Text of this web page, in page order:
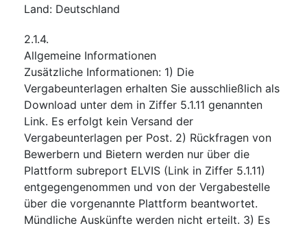
Land: Deutschland
2.1.4.
Allgemeine Informationen
Zusätzliche Informationen: 1) Die
Vergabeunterlagen erhalten Sie ausschließlich als
Download unter dem in Ziffer 5.1.11 genannten
Link. Es erfolgt kein Versand der
Vergabeunterlagen per Post. 2) Rückfragen von
Bewerbern und Bietern werden nur über die
Plattform subreport ELVIS (Link in Ziffer 5.1.11)
entgegengenommen und von der Vergabestelle
über die vorgenannte Plattform beantwortet.
Mündliche Auskünfte werden nicht erteilt. 3) Es